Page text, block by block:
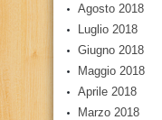
Agosto 2018
Luglio 2018
Giugno 2018
Maggio 2018
Aprile 2018
Marzo 2018